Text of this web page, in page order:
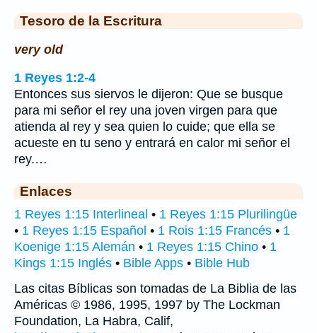
Tesoro de la Escritura
very old
1 Reyes 1:2-4
Entonces sus siervos le dijeron: Que se busque
para mi señor el rey una joven virgen para que
atienda al rey y sea quien lo cuide; que ella se
acueste en tu seno y entrará en calor mi señor el
rey.…
Enlaces
1 Reyes 1:15 Interlineal • 1 Reyes 1:15 Plurilingüe
• 1 Reyes 1:15 Español • 1 Rois 1:15 Francés • 1
Koenige 1:15 Alemán • 1 Reyes 1:15 Chino • 1
Kings 1:15 Inglés • Bible Apps • Bible Hub
Las citas Bíblicas son tomadas de La Biblia de las
Américas © 1986, 1995, 1997 by The Lockman
Foundation, La Habra, Calif,